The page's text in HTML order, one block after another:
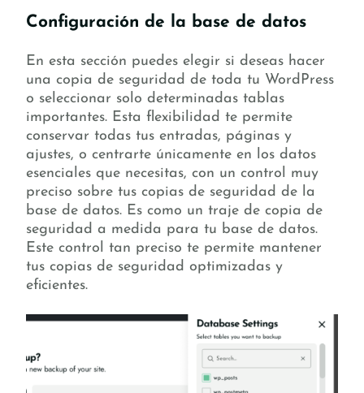
Configuración de la base de datos
En esta sección puedes elegir si deseas hacer
una copia de seguridad de toda tu WordPress
o seleccionar solo determinadas tablas
importantes. Esta flexibilidad te permite
conservar todas tus entradas, páginas y
ajustes, o centrarte únicamente en los datos
esenciales que necesitas, con un control muy
preciso sobre tus copias de seguridad de la
base de datos. Es como un traje de copia de
seguridad a medida para tu base de datos.
Este control tan preciso te permite mantener
tus copias de seguridad optimizadas y
eficientes.